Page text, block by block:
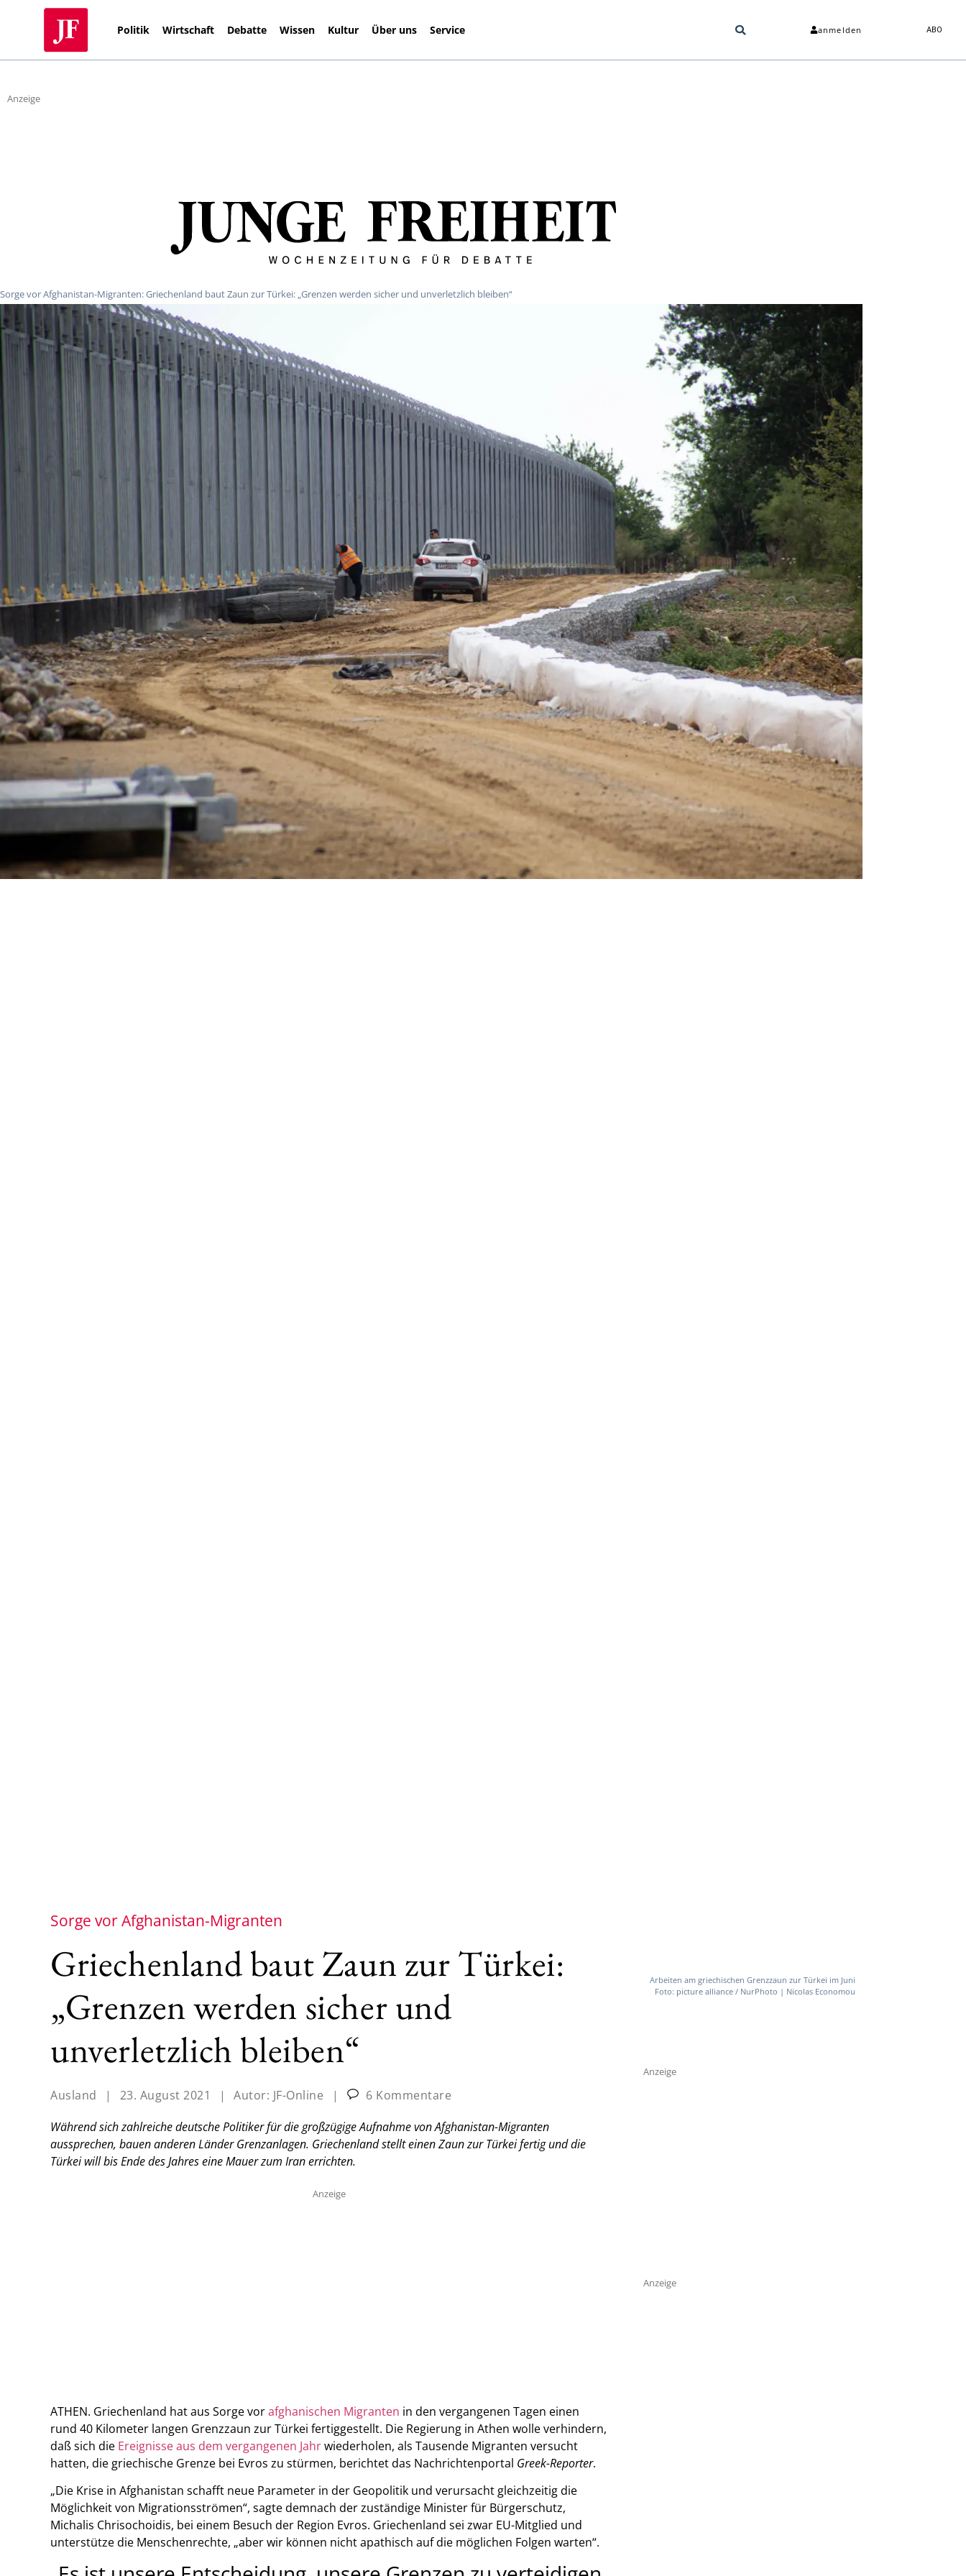
Politik Wirtschaft Debatte Wissen Kultur Über uns Service anmelden ABO
Anzeige
Sorge vor Afghanistan-Migranten: Griechenland baut Zaun zur Türkei: „Grenzen werden sicher und unverletzlich bleiben“
Sorge vor Afghanistan-Migranten
Griechenland baut Zaun zur Türkei:
„Grenzen werden sicher und
unverletzlich bleiben“
Ausland | 23. August 2021 | Autor: JF-Online |
6 Kommentare
Während sich zahlreiche deutsche Politiker für die großzügige Aufnahme von Afghanistan-Migranten
aussprechen, bauen anderen Länder Grenzanlagen. Griechenland stellt einen Zaun zur Türkei fertig und die
Türkei will bis Ende des Jahres eine Mauer zum Iran errichten.
Anzeige
ATHEN. Griechenland hat aus Sorge vorafghanischen Migranten in den vergangenen Tagen einen
rund 40 Kilometer langen Grenzzaun zur Türkei fertiggestellt. Die Regierung in Athen wolle verhindern,
daß sich die Ereignisse aus dem vergangenen Jahrwiederholen, als Tausende Migranten versucht
hatten, die griechische Grenze bei Evros zu stürmen, berichtet das Nachrichtenportal Greek-Reporter.
„Die Krise in Afghanistan schafft neue Parameter in der Geopolitik und verursacht gleichzeitig die
Möglichkeit von Migrationsströmen“, sagte demnach der zuständige Minister für Bürgerschutz,
Michalis Chrisochoidis, bei einem Besuch der Region Evros. Griechenland sei zwar EU-Mitglied und
unterstütze die Menschenrechte, „aber wir können nicht apathisch auf die möglichen Folgen warten“.
Arbeiten am griechischen Grenzzaun zur Türkei im Juni
Foto: picture alliance / NurPhoto | Nicolas Economou
Anzeige
Anzeige